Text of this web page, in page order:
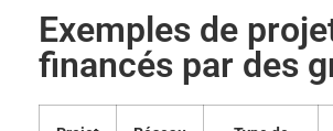
Exemples de
financés par des